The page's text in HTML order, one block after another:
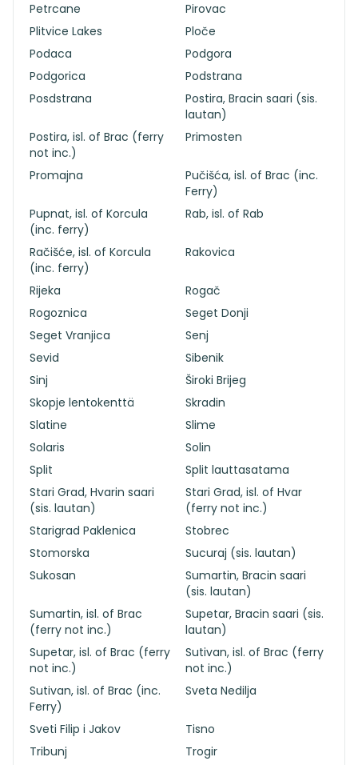
Petrcane
Pirovac
Plitvice Lakes
Ploče
Podaca
Podgora
Podgorica
Podstrana
Posdstrana
Postira, Bracin saari (sis.
lautan)
Postira, isl. of Brac (ferry
not inc.)
Primosten
Promajna
Pučišća, isl. of Brac (inc.
Ferry)
Pupnat, isl. of Korcula
(inc. ferry)
Rab, isl. of Rab
Račišće, isl. of Korcula
(inc. ferry)
Rakovica
Rijeka
Rogač
Rogoznica
Seget Donji
Seget Vranjica
Senj
Sevid
Sibenik
Sinj
Široki Brijeg
Skopje lentokenttä
Skradin
Slatine
Slime
Solaris
Solin
Split
Split lauttasatama
Stari Grad, Hvarin saari
(sis. lautan)
Stari Grad, isl. of Hvar
(ferry not inc.)
Starigrad Paklenica
Stobrec
Stomorska
Sucuraj (sis. lautan)
Sukosan
Sumartin, Bracin saari
(sis. lautan)
Sumartin, isl. of Brac
(ferry not inc.)
Supetar, Bracin saari (sis.
lautan)
Supetar, isl. of Brac (ferry
not inc.)
Sutivan, isl. of Brac (ferry
not inc.)
Sutivan, isl. of Brac (inc.
Ferry)
Sveta Nedilja
Sveti Filip i Jakov
Tisno
Tribunj
Trogir